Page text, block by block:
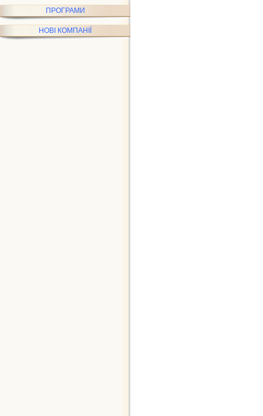
ПРОГРАМИ
НОВІ КОМПАНІЇ